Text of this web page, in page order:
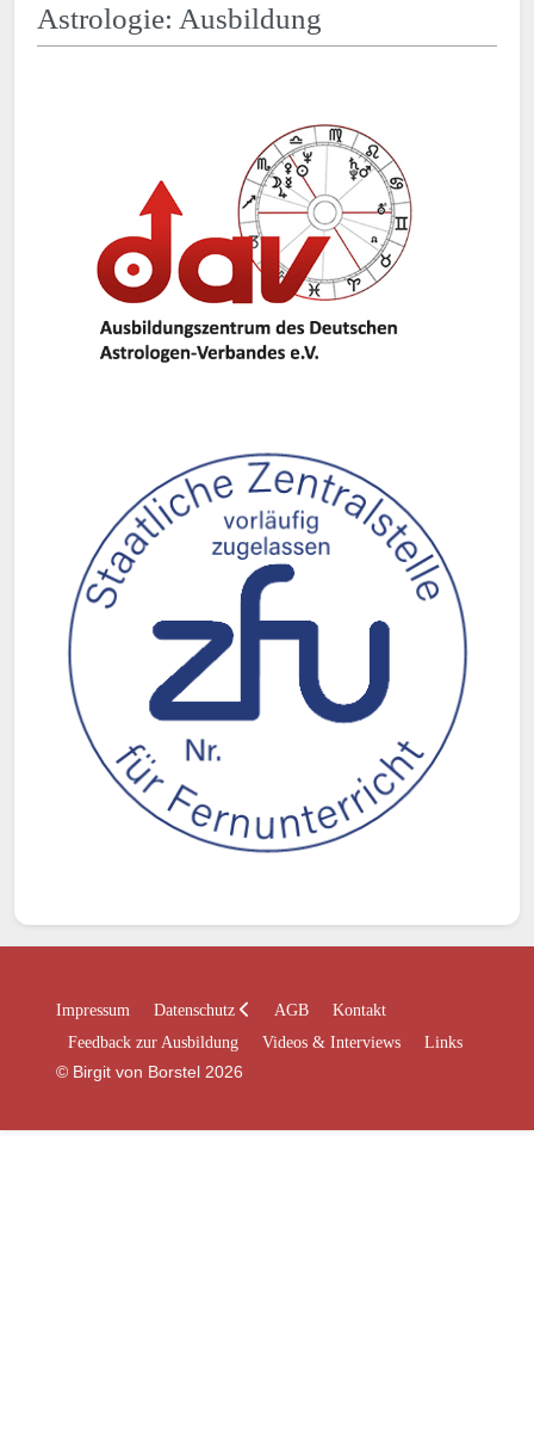
Astrologie: Ausbildung
Impressum Datenschutz AGB
Kontakt
Feedback zur Ausbildung
Videos & Interviews Links
© Birgit von Borstel 2026